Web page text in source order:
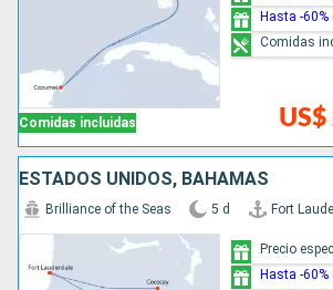
Comidas incluidas US$
Hasta -60%
Comidas
ESTADOS UNIDOS, BAHAMAS
Brilliance of the Seas 5 d Fort
Precio
Hasta -60%